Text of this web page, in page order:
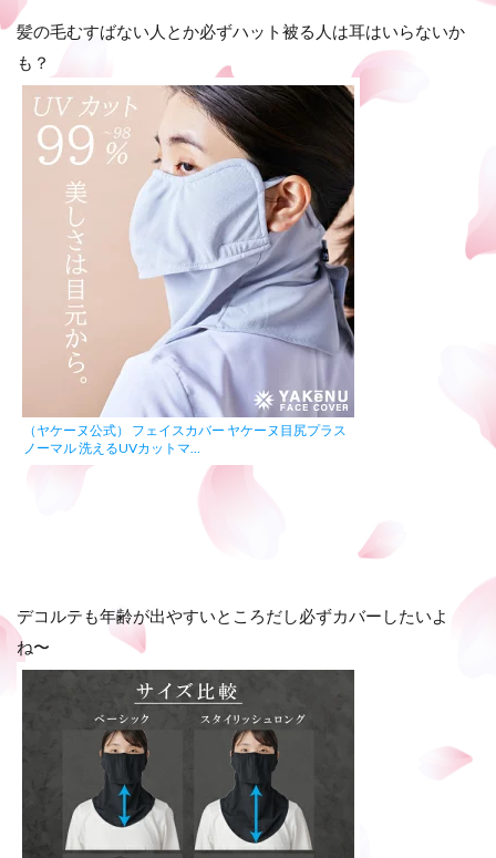
髪の毛むすばない人とか必ずハット被る人は耳はいらないか
も？
（ヤケーヌ公式） フェイスカバー ヤケーヌ目尻プラス
ノーマル 洗えるUVカットマ…
デコルテも年齢が出やすいところだし必ずカバーしたいよ
ね〜